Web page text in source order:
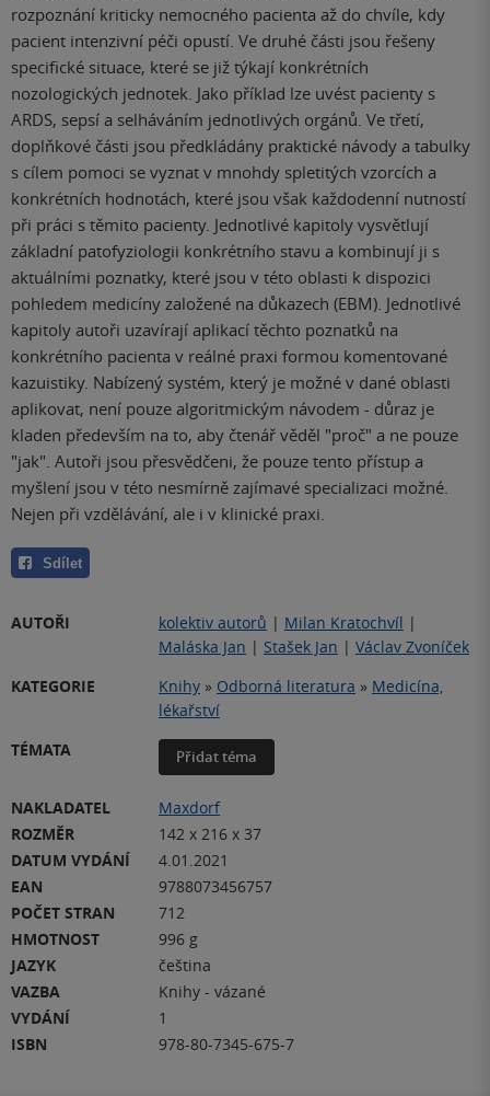
rozpoznání kriticky nemocného pacienta až do chvíle, kdy
pacient intenzivní péči opustí. Ve druhé části jsou řešeny
specifické situace, které se již týkají konkrétních
nozologických jednotek. Jako příklad lze uvést pacienty s
ARDS, sepsí a selháváním jednotlivých orgánů. Ve třetí,
doplňkové části jsou předkládány praktické návody a tabulky
s cílem pomoci se vyznat v mnohdy spletitých vzorcích a
konkrétních hodnotách, které jsou však každodenní nutností
při práci s těmito pacienty. Jednotlivé kapitoly vysvětlují
základní patofyziologii konkrétního stavu a kombinují ji s
aktuálními poznatky, které jsou v této oblasti k dispozici
pohledem medicíny založené na důkazech (EBM). Jednotlivé
kapitoly autoři uzavírají aplikací těchto poznatků na
konkrétního pacienta v reálné praxi formou komentované
kazuistiky. Nabízený systém, který je možné v dané oblasti
aplikovat, není pouze algoritmickým návodem - důraz je
kladen především na to, aby čtenář věděl "proč" a ne pouze
"jak". Autoři jsou přesvědčeni, že pouze tento přístup a
myšlení jsou v této nesmírně zajímavé specializaci možné.
Nejen při vzdělávání, ale i v klinické praxi.
Sdílet
AUTOŘI kolektiv autorů | Milan Kratochvíl |
Maláska Jan | Stašek Jan | Václav Zvoníček
KATEGORIE
Knihy » Odborná literatura » Medicína,
lékařství
TÉMATA
Přidat téma
NAKLADATEL
Maxdorf
ROZMĚR
142 x 216 x 37
DATUM VYDÁNÍ
4.01.2021
EAN
9788073456757
POČET STRAN
712
HMOTNOST
996 g
JAZYK
čeština
VAZBA
Knihy - vázané
VYDÁNÍ
1
ISBN
978-80-7345-675-7